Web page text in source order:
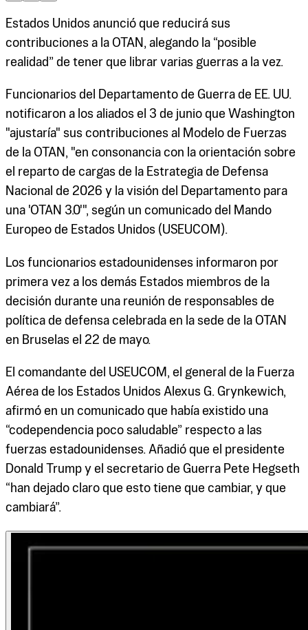
Estados Unidos anunció que reducirá sus
contribuciones a la OTAN, alegando la “posible
realidad” de tener que librar varias guerras a la vez.
Funcionarios del Departamento de Guerra de EE. UU.
notificaron a los aliados el 3 de junio que Washington
"ajustaría" sus contribuciones al Modelo de Fuerzas
de la OTAN, "en consonancia con la orientación sobre
el reparto de cargas de la Estrategia de Defensa
Nacional de 2026 y la visión del Departamento para
una 'OTAN 3.0'", según un comunicado del Mando
Europeo de Estados Unidos (USEUCOM).
Los funcionarios estadounidenses informaron por
primera vez a los demás Estados miembros de la
decisión durante una reunión de responsables de
política de defensa celebrada en la sede de la OTAN
en Bruselas el 22 de mayo.
El comandante del USEUCOM, el general de la Fuerza
Aérea de los Estados Unidos Alexus G. Grynkewich,
afirmó en un comunicado que había existido una
“codependencia poco saludable” respecto a las
fuerzas estadounidenses. Añadió que el presidente
Donald Trump y el secretario de Guerra Pete Hegseth
“han dejado claro que esto tiene que cambiar, y que
cambiará”.